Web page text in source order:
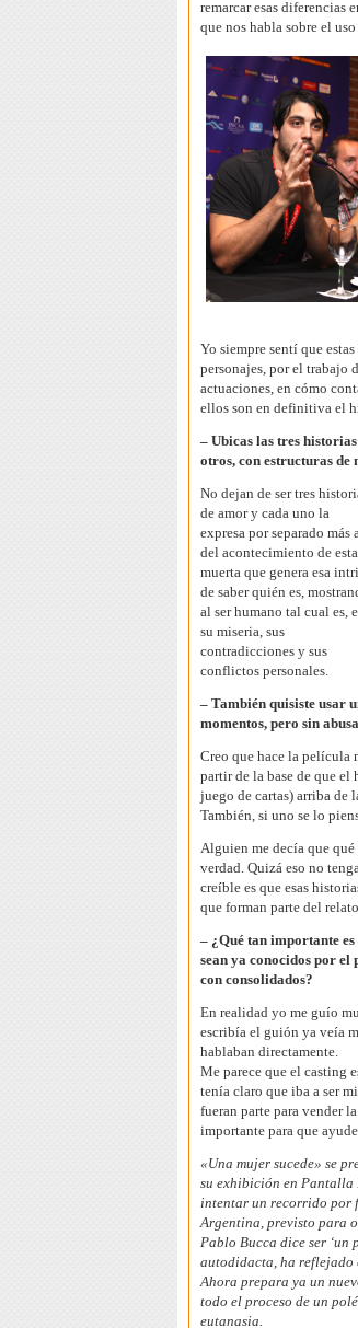
remarcar esas diferencias
que nos habla sobre el
Yo siempre sentí que
personajes, por el trabajo
actuaciones, en cómo
ellos son en definitiva el
– Ubicas las tres
otros, con estructuras de
No dejan de ser tres
de amor y cada uno la
expresa por separado más
del acontecimiento de esta
muerta que genera esa
de saber quién es,
al ser humano tal cual es,
su miseria, sus
contradicciones y sus
conflictos personales.
– También quisiste usar
momentos, pero sin
Creo que hace la película
partir de la base de que el
juego de cartas) arriba de
También, si uno se lo
Alguien me decía que qué
verdad. Quizá eso no
creíble es que esas
que forman parte del
– ¿Qué tan importante
sean ya conocidos por
con consolidados?
En realidad yo me guío
escribía el guión ya veía
hablaban directamente.
Me parece que el casting
tenía claro que iba a ser
fueran parte para vender
importante para que
«Una mujer sucede» se
su exhibición en Pantalla
intentar un recorrido por
Argentina, previsto para
Pablo Bucca dice ser ‘un
autodidacta, ha reflejado
Ahora prepara ya un
todo el proceso de un
eutanasia.